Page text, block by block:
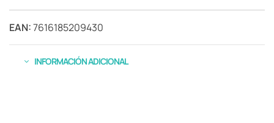
EAN:7616185209430
INFORMACIÓN ADICIONAL